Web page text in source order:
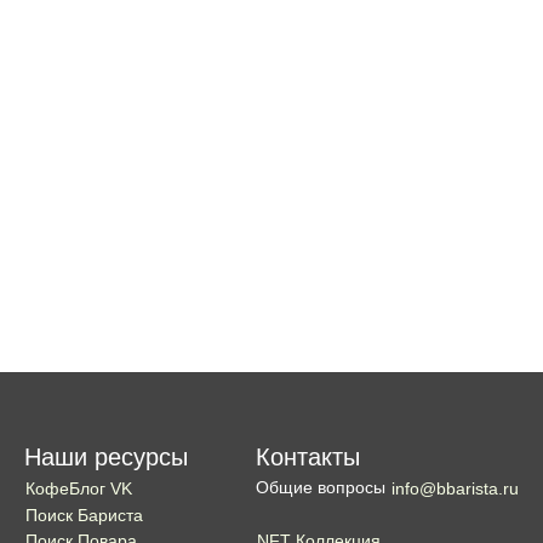
Наши ресурсы
КофеБлог VK
Поиск Бариста
Контакты
Общие вопросы info@bbarista.ru